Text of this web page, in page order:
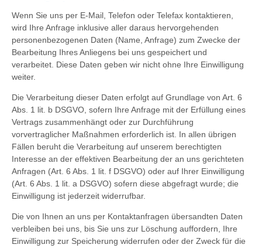
Wenn Sie uns per E-Mail, Telefon oder Telefax kontaktieren,
wird Ihre Anfrage inklusive aller daraus hervorgehenden
personenbezogenen Daten (Name, Anfrage) zum Zwecke der
Bearbeitung Ihres Anliegens bei uns gespeichert und
verarbeitet. Diese Daten geben wir nicht ohne Ihre Einwilligung
weiter.
Die Verarbeitung dieser Daten erfolgt auf Grundlage von Art. 6
Abs. 1 lit. b DSGVO, sofern Ihre Anfrage mit der Erfüllung eines
Vertrags zusammenhängt oder zur Durchführung
vorvertraglicher Maßnahmen erforderlich ist. In allen übrigen
Fällen beruht die Verarbeitung auf unserem berechtigten
Interesse an der effektiven Bearbeitung der an uns gerichteten
Anfragen (Art. 6 Abs. 1 lit. f DSGVO) oder auf Ihrer Einwilligung
(Art. 6 Abs. 1 lit. a DSGVO) sofern diese abgefragt wurde; die
Einwilligung ist jederzeit widerrufbar.
Die von Ihnen an uns per Kontaktanfragen übersandten Daten
verbleiben bei uns, bis Sie uns zur Löschung auffordern, Ihre
Einwilligung zur Speicherung widerrufen oder der Zweck für die